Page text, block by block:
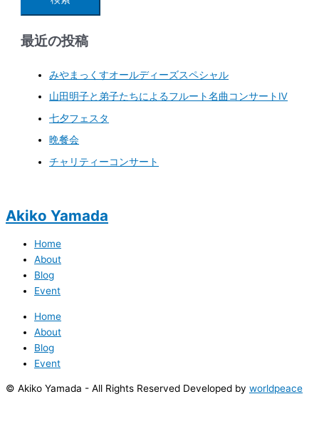
最近の投稿
みやまっくすオールディーズスペシャル
山田明子と弟子たちによるフルート名曲コンサートⅣ
七夕フェスタ
晩餐会
チャリティーコンサート
Akiko Yamada
Home
About
Blog
Event
Home
About
Blog
Event
© Akiko Yamada - All Rights Reserved Developed by worldpeace